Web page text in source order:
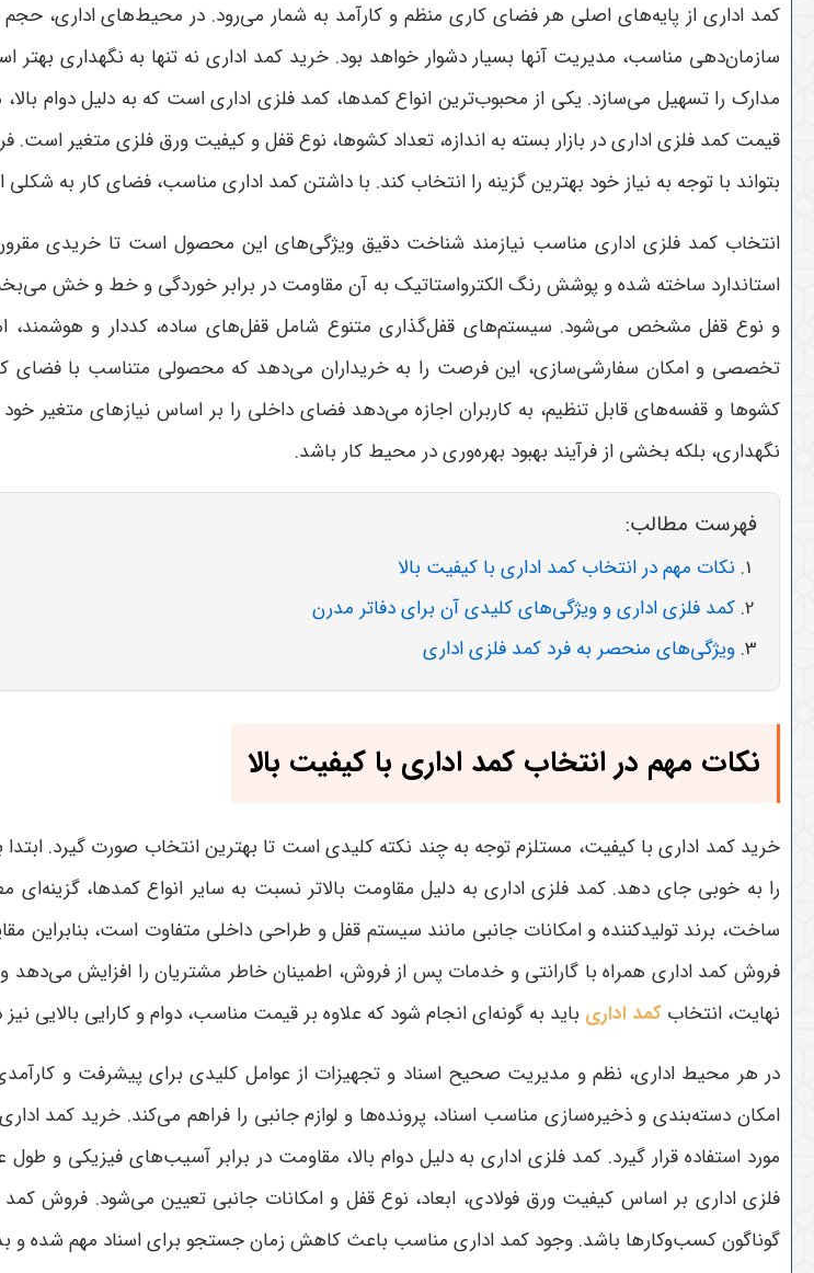
کمد اداری از پایه‌های اصلی هر فضای کاری منظم و کارآمد به شمار می‌رود. در محیط‌های اداری،
سازمان‌دهی مناسب، مدیریت آنها بسیار دشوار خواهد بود. خرید کمد اداری نه تنها به نگهداری
مدارک را تسهیل می‌سازد. یکی از محبوب‌ترین انواع کمدها، کمد فلزی اداری است که به دلیل دوام
قیمت کمد فلزی اداری در بازار بسته به اندازه، تعداد کشوها، نوع قفل و کیفیت ورق فلزی متغیر
بتواند با توجه به نیاز خود بهترین گزینه را انتخاب کند. با داشتن کمد اداری مناسب، فضای کار به
انتخاب کمد فلزی اداری مناسب نیازمند شناخت دقیق ویژگی‌های این محصول است تا خریدی
استاندارد ساخته شده و پوشش رنگ الکترواستاتیک به آن مقاومت در برابر خوردگی و خط‌ و خش
و نوع قفل مشخص می‌شود. سیستم‌های قفل‌گذاری متنوع شامل قفل‌های ساده، کددار و هوشمند،
تخصصی و امکان سفارشی‌سازی، این فرصت را به خریداران می‌دهد که محصولی متناسب با فضای
کشوها و قفسه‌های قابل تنظیم، به کاربران اجازه می‌دهد فضای داخلی را بر اساس نیازهای متغیر
نگهداری، بلکه بخشی از فرآیند بهبود بهره‌وری در محیط کار باشد.
فهرست مطالب:
نکات مهم در انتخاب کمد اداری با کیفیت بالا
کمد فلزی اداری و ویژگی‌های کلیدی آن برای دفاتر مدرن
ویژگی‌های منحصر به فرد کمد فلزی اداری
نکات مهم در انتخاب کمد اداری با کیفیت بالا
خرید کمد اداری با کیفیت، مستلزم توجه به چند نکته کلیدی است تا بهترین انتخاب صورت گیرد.
را به خوبی جای دهد. کمد فلزی اداری به دلیل مقاومت بالاتر نسبت به سایر انواع کمدها،
ساخت، برند تولیدکننده و امکانات جانبی مانند سیستم قفل و طراحی داخلی متفاوت است، بنابراین
فروش کمد اداری همراه با گارانتی و خدمات پس از فروش، اطمینان خاطر مشتریان را افزایش می‌دهد
نهایت، انتخاب کمد اداری باید به گونه‌ای انجام شود که علاوه بر قیمت مناسب، دوام و کارایی
در هر محیط اداری، نظم و مدیریت صحیح اسناد و تجهیزات از عوامل کلیدی برای پیشرفت و کارآمدی
امکان دسته‌بندی و ذخیره‌سازی مناسب اسناد، پرونده‌ها و لوازم جانبی را فراهم می‌کند. خرید کمد
مورد استفاده قرار گیرد. کمد فلزی اداری به دلیل دوام بالا، مقاومت در برابر آسیب‌های فیزیکی و
فلزی اداری بر اساس کیفیت ورق فولادی، ابعاد، نوع قفل و امکانات جانبی تعیین می‌شود. فروش
گوناگون کسب‌وکارها باشد. وجود کمد اداری مناسب باعث کاهش زمان جستجو برای اسناد مهم شده و